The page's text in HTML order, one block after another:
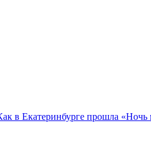
в Екатеринбурге прошла «Ночь